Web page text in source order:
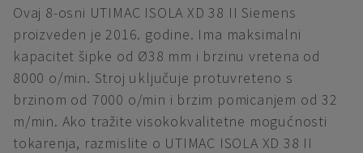
Ovaj 8-osni UTIMAC ISOLA XD 38 II Siemens
proizveden je 2016. godine. Ima maksimalni
kapacitet šipke od Ø38 mm i brzinu vretena od
8000 o/min. Stroj uključuje protuvreteno s
brzinom od 7000 o/min i brzim pomicanjem od 32
m/min. Ako tražite visokokvalitetne mogućnosti
tokarenja, razmislite o UTIMAC ISOLA XD 38 II